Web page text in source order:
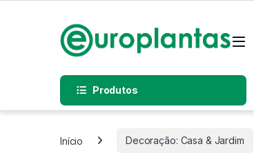
Open
Produtos
Início Decoração: Casa & Jardim